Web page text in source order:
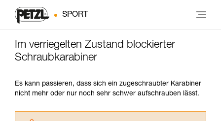
SPORT
Im verriegelten Zustand blockierter
Schraubkarabiner
Es kann passieren, dass sich ein zugeschraubter Karabiner
nicht mehr oder nur noch sehr schwer aufschrauben lässt.